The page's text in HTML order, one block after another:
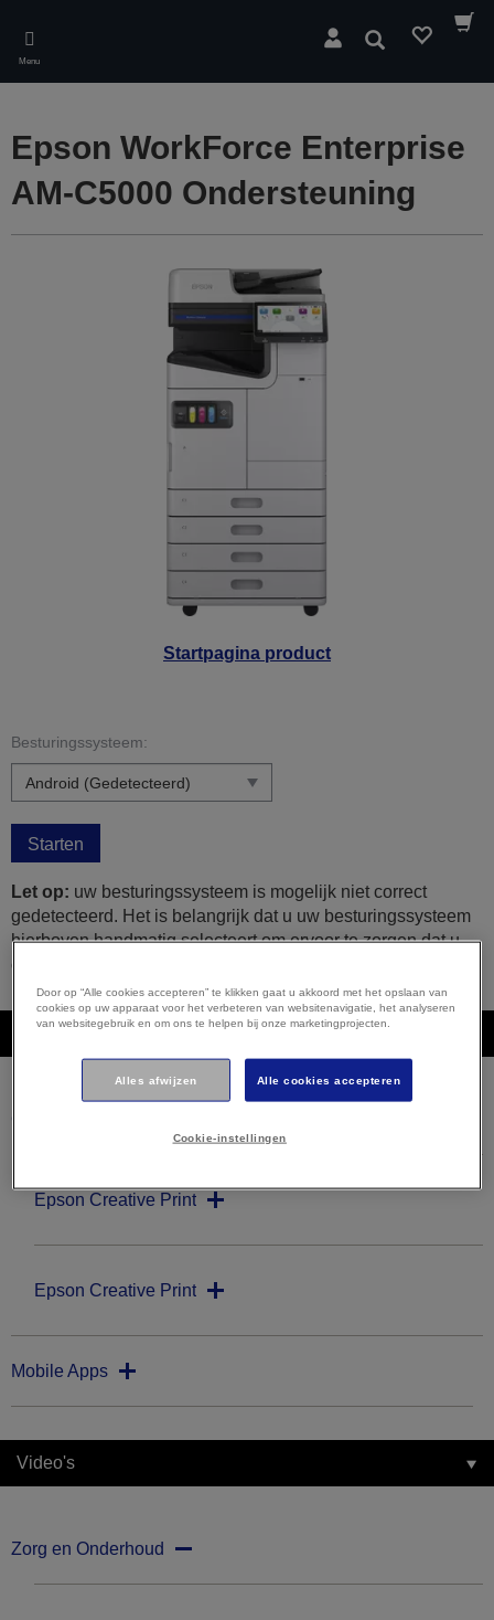
main
content
Menu
Zoeken
Startpagina product
Epson WorkForce Enterprise
AM-C5000 Ondersteuning
Besturingssysteem:
Starten
Let op: uw besturingssysteem is mogelijk niet correct
gedetecteerd. Het is belangrijk dat u uw besturingssysteem
hierboven handmatig selecteert om ervoor te zorgen dat u
compatibele content bekijkt.
Downloads
Epson Creative Print
Epson Creative Print
Mobile Apps
Video's
Zorg en Onderhoud
Door op “Alle cookies accepteren” te klikken gaat u akkoord met het opslaan van
cookies op uw apparaat voor het verbeteren van websitenavigatie, het analyseren
van websitegebruik en om ons te helpen bij onze marketingprojecten.
Alles afwijzen Alle cookies accepteren
Cookie-instellingen